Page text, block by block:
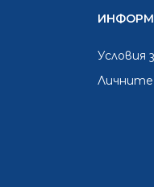
Условия
Личните